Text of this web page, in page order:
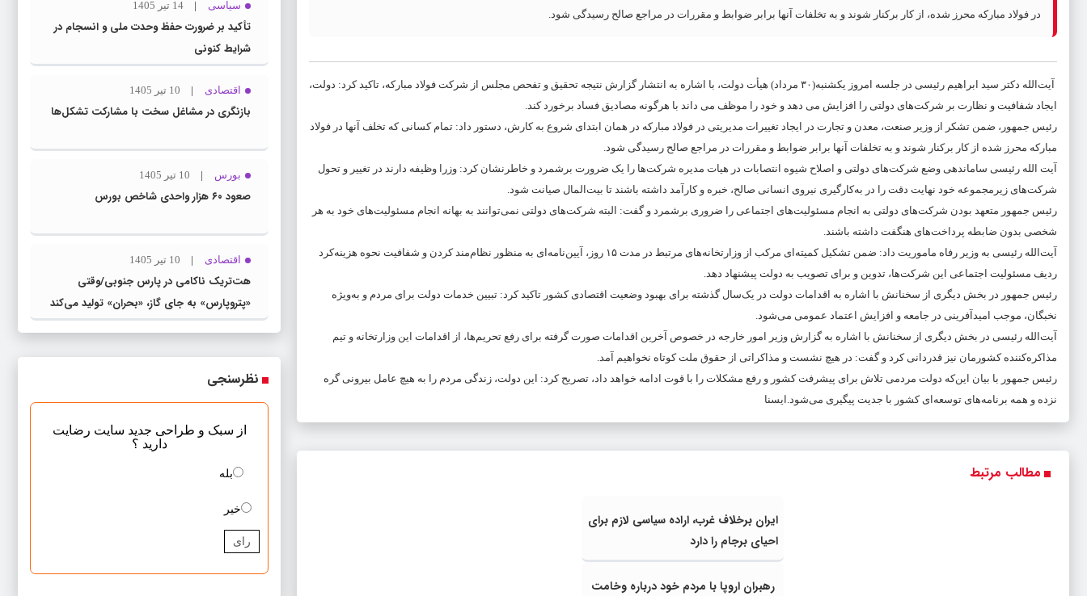
در فولاد مبارکه محرز شده، از کار برکنار شوند و به تخلفات آنها برابر ضوابط و مقررات در مراجع صالح رسیدگی شود.
آیت‌الله دکتر سید ابراهیم رئیسی در جلسه امروز یکشنبه(۳۰ مرداد) هیأت دولت، با اشاره به انتشار گزارش نتیجه تحقیق و تفحص مجلس از شرکت فولاد مبارکه، تاکید کرد: دولت،
ایجاد شفافیت و نظارت بر شرکت‌های دولتی را افزایش می دهد و خود را موظف می داند با هرگونه مصادیق فساد برخورد کند.
رئیس جمهور، ضمن تشکر از وزیر صنعت، معدن و تجارت در ایجاد تغییرات مدیریتی در فولاد مبارکه در همان ابتدای شروع به کارش، دستور داد: تمام کسانی که تخلف آنها در فولاد
مبارکه محرز شده از کار برکنار شوند و به تخلفات آنها برابر ضوابط و مقررات در مراجع صالح رسیدگی شود.
آیت الله رئیسی ساماندهی وضع شرکت‌های دولتی و اصلاح شیوه انتصابات در هیات مدیره شرکت‌ها را یک ضرورت برشمرد و خاطرنشان کرد: وزرا وظیفه دارند در تغییر و تحول
شرکت‌های زیرمجموعه خود نهایت دقت را در به‌کارگیری نیروی انسانی صالح، خبره و کارآمد داشته باشند تا بیت‌المال صیانت شود.
رئیس جمهور متعهد بودن شرکت‌های دولتی به انجام مسئولیت‌های اجتماعی را ضروری برشمرد و گفت: البته شرکت‌های دولتی نمی‌توانند به بهانه انجام مسئولیت‌های خود به هر
شخصی بدون ضابطه پرداخت‌های هنگفت داشته باشند.
آیت‌الله رئیسی به وزیر رفاه ماموریت داد: ضمن تشکیل کمیته‌ای مرکب از وزارتخانه‌های مرتبط در مدت ۱۵ روز، آیین‌نامه‌ای به منظور نظام‌مند کردن و شفافیت نحوه هزینه‌کرد
ردیف مسئولیت اجتماعی این شرکت‌ها، تدوین و برای تصویب به دولت پیشنهاد دهد.
رئیس جمهور در بخش دیگری از سخنانش با اشاره به اقدامات دولت در یک‌سال گذشته برای بهبود وضعیت اقتصادی کشور تاکید کرد: تبیین خدمات دولت برای مردم و به‌ویژه
نخبگان، موجب امیدآفرینی در جامعه و افزایش اعتماد عمومی می‌شود.
آیت‌الله رئیسی در بخش دیگری از سخنانش با اشاره به گزارش وزیر امور خارجه در خصوص آخرین اقدامات صورت گرفته برای رفع تحریم‌ها، از اقدامات این وزارتخانه و تیم
مذاکره‌کننده کشورمان نیز قدردانی کرد و گفت: در هیچ نشست و مذاکراتی از حقوق ملت کوتاه نخواهیم آمد.
رئیس جمهور با بیان این‌که دولت مردمی تلاش برای پیشرفت کشور و رفع مشکلات را با قوت ادامه خواهد داد، تصریح کرد: این دولت، زندگی مردم را به هیچ عامل بیرونی گره
نزده و همه برنامه‌های توسعه‌ای کشور با جدیت پیگیری می‌شود.ایسنا
مطالب مرتبط
ایران برخلاف غرب، اراده سیاسی لازم برای
احیای برجام را دارد
رهبران اروپا با مردم خود درباره وخامت
سیاسی 14 تیر 1405
تأکید بر ضرورت حفظ وحدت ملی و انسجام در
شرایط کنونی
اقتصادی 10 تیر 1405
بازنگری در مشاغل سخت با مشارکت تشکل‌ها
بورس 10 تیر 1405
صعود ۶۰ هزار واحدی شاخص بورس
اقتصادی 10 تیر 1405
هت‌تریک ناکامی در پارس جنوبی/وقتی
«پتروپارس» به جای گاز، «بحران» تولید می‌کند
نظرسنجی
از سبک و طراحی جدید سایت رضایت
دارید ؟
بله
خیر
رای